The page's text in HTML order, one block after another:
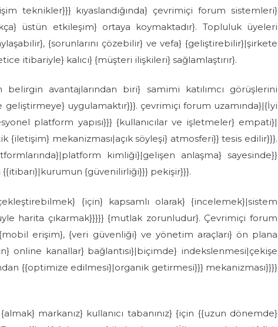
teknikler}}} kıyaslandığında} çevrimiçi forum sistemleri}
üstün etkileşim} ortaya koymaktadır}. Topluluk üyeleri
{sorunlarını çözebilir} ve vefa} {geliştirebilir}|şirkete
itibariyle} kalıcı} {müşteri ilişkileri} sağlamlaştırır}.
belirgin avantajlarından biri} samimi katılımcı görüşlerini
uygulamaktır}}}. çevrimiçi forum uzamında}|{İyi
platform yapısı}}} {kullanıcılar ve işletmeler} empati}|
{iletişim} mekanizması|açık söyleşi} atmosferi}} tesis edilir}}}.
kimliği}|gelişen anlaşma} sayesinde}}
{güvenilirliği}}} pekişir}}}.
{için} kapsamlı olarak} {incelemek}|sistem
harita çıkarmak}}}}} {mutlak zorunludur}. Çevrimiçi forum
erişim}, {veri güvenliği} ve yönetim araçları} ön plana
online kanallar} bağlantısı}|biçimde} indekslenmesi|çekişe
{{optimize edilmesi}|organik getirmesi}}} mekanizması}}}}
markanız} kullanıcı tabanınız} {için {{uzun dönemde}